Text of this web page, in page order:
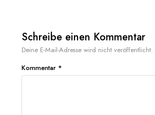
Schreibe einen Kommentar
Deine E-Mail-Adresse wird nicht veröffentlicht.
Kommentar *